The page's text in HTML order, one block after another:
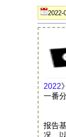
2022-
2022
一番
报告
况、